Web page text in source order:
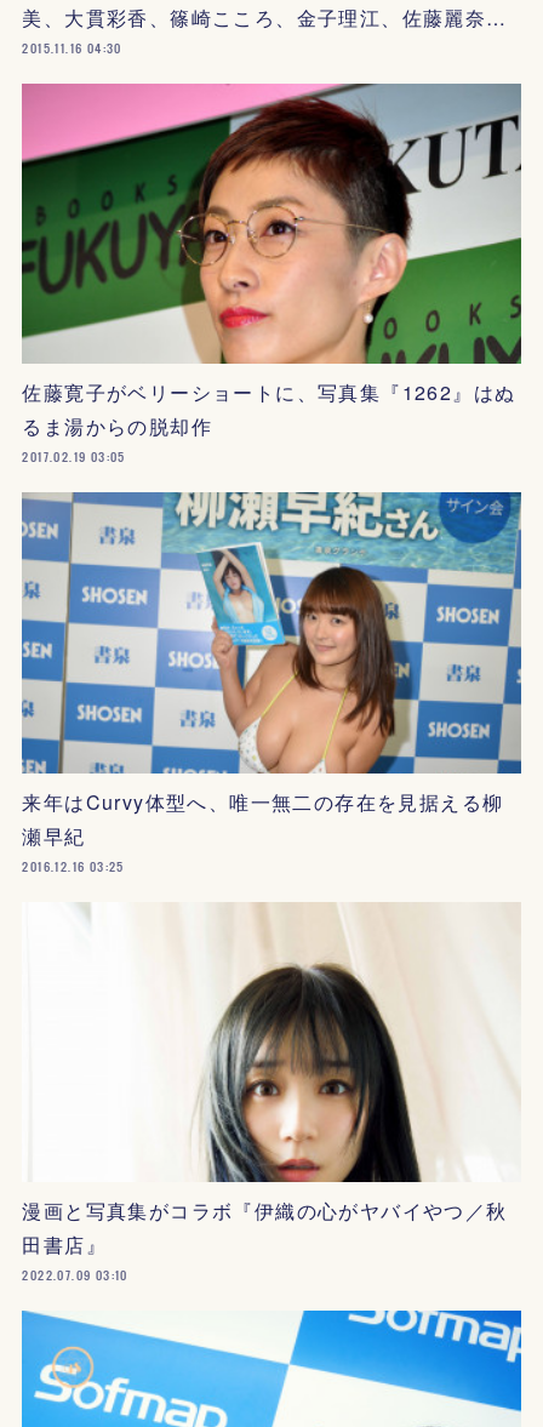
美、大貫彩香、篠崎こころ、金子理江、佐藤麗奈…
2015.11.16 04:30
佐藤寛子がベリーショートに、写真集『1262』はぬ
るま湯からの脱却作
2017.02.19 03:05
来年はCurvy体型へ、唯一無二の存在を見据える柳
瀬早紀
2016.12.16 03:25
漫画と写真集がコラボ『伊織の心がヤバイやつ／秋
田書店』
2022.07.09 03:10